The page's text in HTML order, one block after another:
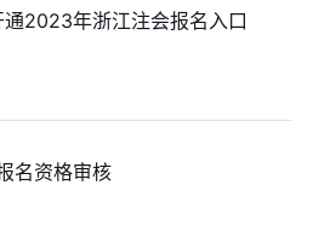
2023年浙江注会报名入口
名资格审核